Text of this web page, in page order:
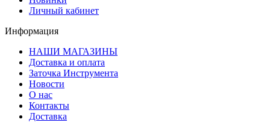
Личный кабинет
Информация
НАШИ МАГАЗИНЫ
Доставка и оплата
Заточка Инструмента
Новости
О нас
Контакты
Доставка